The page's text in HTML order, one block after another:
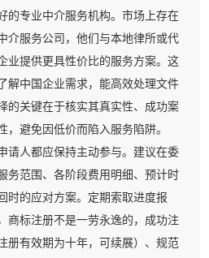
专业中介服务机构。市场上存在
介服务公司，他们与本地律所或代
业提供更具性价比的服务方案。这
解中国企业需求，能高效处理文件
的关键在于核实其真实性、成功案
，避免因低价而陷入服务陷阱。
人都应保持主动参与。建议在委
务范围、各阶段费用明细、预计时
时的应对方案。定期索取进度报
商标注册不是一劳永逸的，成功注
册有效期为十年，可续展）、规范